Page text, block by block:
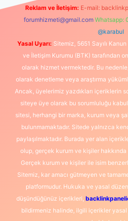
Reklam ve İletişim: E-mail:
forumhizmeti@gmail.com Whatsapp:
@karabul
Yasal Uyarı: Sitemiz, 5651 Sayılı
ve İletişim Kurumu (BTK) tarafından
olarak hizmet vermektedir. Bu
olarak denetleme veya araştırma
Ancak, üyelerimiz yazdıkları içeriklerin
siteye üye olarak bu sorumluluğu kabul
sitesi, herhangi bir marka, kurum veya
bulunmamaktadır. Sitede yalnızca
paylaşılmaktadır. Burada yer alan
olup, gerçek kurum ve kişiler hakkında
Gerçek kurum ve kişiler ile isim
Sitemiz, kar amacı gütmeyen ve
platformudur. Hukuka ve yasal
düşündüğünüz içerikleri,
bildirmeniz halinde, ilgili içerikler